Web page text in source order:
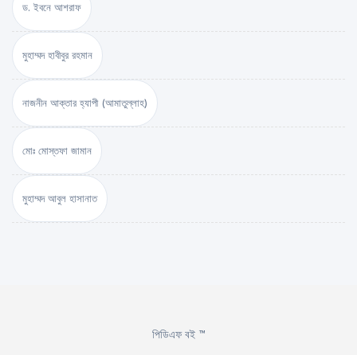
ড. ইবনে আশরাফ
মুহাম্মদ হাবীবুর রহমান
নাজনীন আক্তার হ্যাপী (আমাতুল্লাহ)
মোঃ মোস্তফা জামান
মুহাম্মদ আবুল হাসানাত
পিডিএফ বই ™